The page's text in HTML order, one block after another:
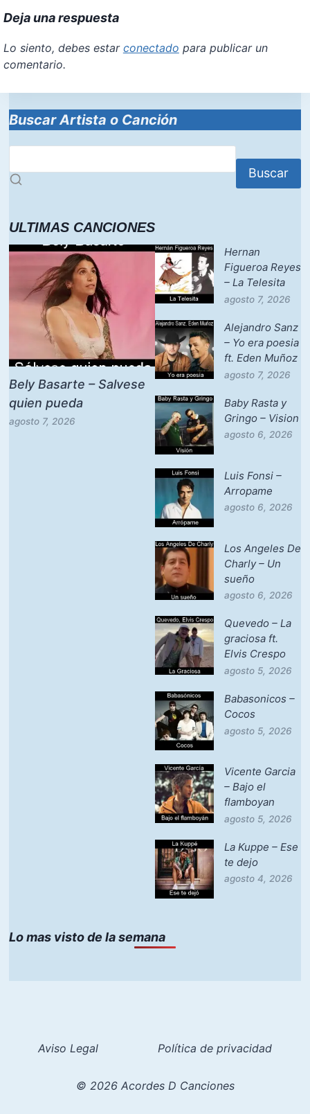
Deja una respuesta
Lo siento, debes estar conectado para publicar un
comentario.
Buscar Artista o Canción
Buscar
ULTIMAS CANCIONES
Bely Basarte – Salvese
quien pueda
agosto 7, 2026
Hernan
Figueroa Reyes
– La Telesita
agosto 7, 2026
Alejandro Sanz
– Yo era poesia
ft. Eden Muñoz
agosto 7, 2026
Baby Rasta y
Gringo – Vision
agosto 6, 2026
Luis Fonsi –
Arropame
agosto 6, 2026
Los Angeles De
Charly – Un
sueño
agosto 6, 2026
Quevedo – La
graciosa ft.
Elvis Crespo
agosto 5, 2026
Babasonicos –
Cocos
agosto 5, 2026
Vicente Garcia
– Bajo el
flamboyan
agosto 5, 2026
La Kuppe – Ese
te dejo
agosto 4, 2026
Lo mas visto de la semana
Aviso Legal Política de privacidad
© 2026 Acordes D Canciones